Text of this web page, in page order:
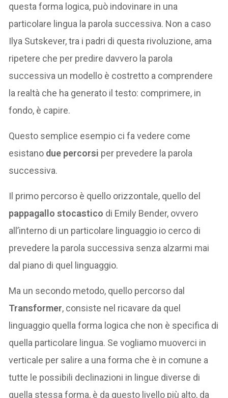
questa forma logica, può indovinare in una
particolare lingua la parola successiva. Non a caso
Ilya Sutskever, tra i padri di questa rivoluzione, ama
ripetere che per predire davvero la parola
successiva un modello è costretto a comprendere
la realtà che ha generato il testo: comprimere, in
fondo, è capire.
Questo semplice esempio ci fa vedere come
esistano due percorsi per prevedere la parola
successiva.
Il primo percorso è quello orizzontale, quello del
pappagallo stocastico di Emily Bender, ovvero
all’interno di un particolare linguaggio io cerco di
prevedere la parola successiva senza alzarmi mai
dal piano di quel linguaggio.
Ma un secondo metodo, quello percorso dal
Transformer, consiste nel ricavare da quel
linguaggio quella forma logica che non è specifica di
quella particolare lingua. Se vogliamo muoverci in
verticale per salire a una forma che è in comune a
tutte le possibili declinazioni in lingue diverse di
quella stessa forma, è da questo livello più alto, da